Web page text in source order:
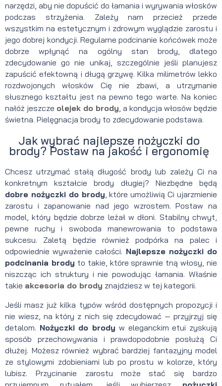
narzędzi, aby nie dopuścić do łamania i wyrywania włosków
podczas strzyżenia. Zależy nam przecież przede
wszystkim na estetycznym i zdrowym wyglądzie zarostu i
jego dobrej kondycji. Regularne podcinanie końcówek może
dobrze wpłynąć na ogólny stan brody, dlatego
zdecydowanie go nie unikaj, szczególnie jeśli planujesz
zapuścić efektowną i długą grzywę. Kilka milimetrów lekko
rozdwojonych włosków Cię nie zbawi, a utrzymanie
słusznego kształtu jest na pewno tego warte. Na koniec
nałóż jeszcze olejek do brody, a kondycja włosów będzie
świetna. Pielęgnacja brody to zdecydowanie podstawa.
Jak wybrać najlepsze nożyczki do
brody? Postaw na jakość i ergonomię
Chcesz utrzymać stałą długość brody lub zależy Ci na
konkretnym kształcie brody długiej? Niezbędne będą
dobre nożyczki do brody, które umożliwią Ci ujarzmienie
zarostu i zapanowanie nad jego wzrostem. Postaw na
model, który będzie dobrze leżał w dłoni. Stabilny chwyt,
pewne ruchy i swoboda manewrowania to podstawa
sukcesu. Zaletą będzie również podpórka na palec i
odpowiednie wyważenie całości. Najlepsze nożyczki do
podcinania brody to takie, które sprawnie tną włosy, nie
niszcząc ich struktury i nie powodując łamania. Właśnie
takie akcesoria do brody znajdziesz w tej kategorii.
Jeśli masz już kilka typów wśród dostępnych propozycji i
nie wiesz, na który z nich się zdecydować — przyjrzyj się
detalom. Nożyczki do brody w eleganckim etui zyskują
sposób przechowywania i prawdopodobnie posłużą Ci
dłużej. Możesz również wybrać bardziej fantazyjny model
ze stylowymi zdobieniami lub po prostu w kolorze, który
lubisz. Przycinanie zarostu może stać się bardzo